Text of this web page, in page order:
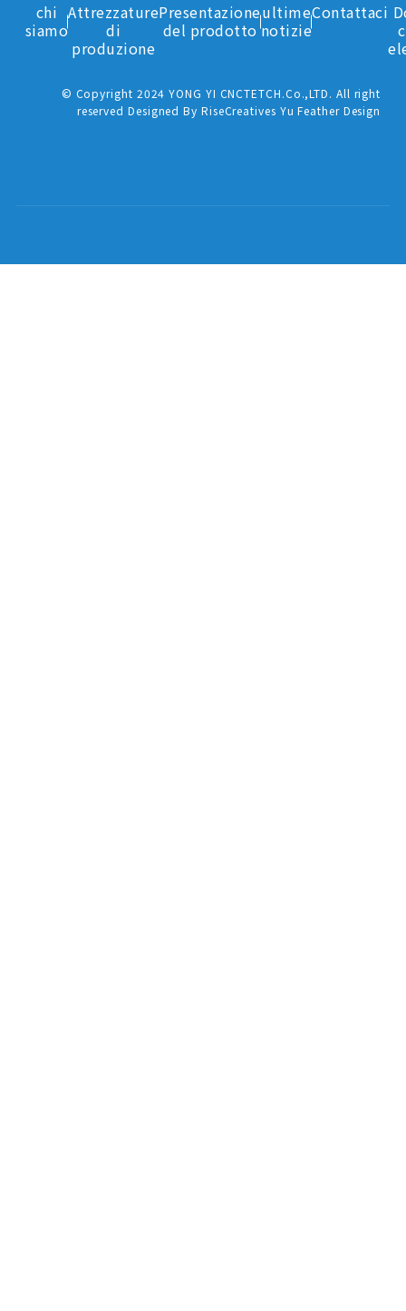
chi
siamo
Attrezzature
di
produzione
Presentazione
del prodotto
ultime
notizie
Contattaci
© Copyright 2024 YONG YI CNCTETCH.Co.,LTD. All right
reserved Designed By RiseCreatives Yu Feather Design